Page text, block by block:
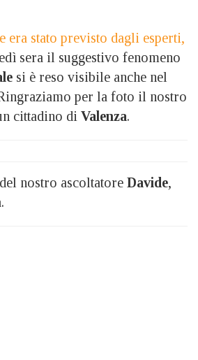
era stato previsto dagli esperti,
sera il suggestivo fenomeno
si è reso visibile anche nel
per la foto il nostro
cittadino di Valenza.
nostro ascoltatore Davide,